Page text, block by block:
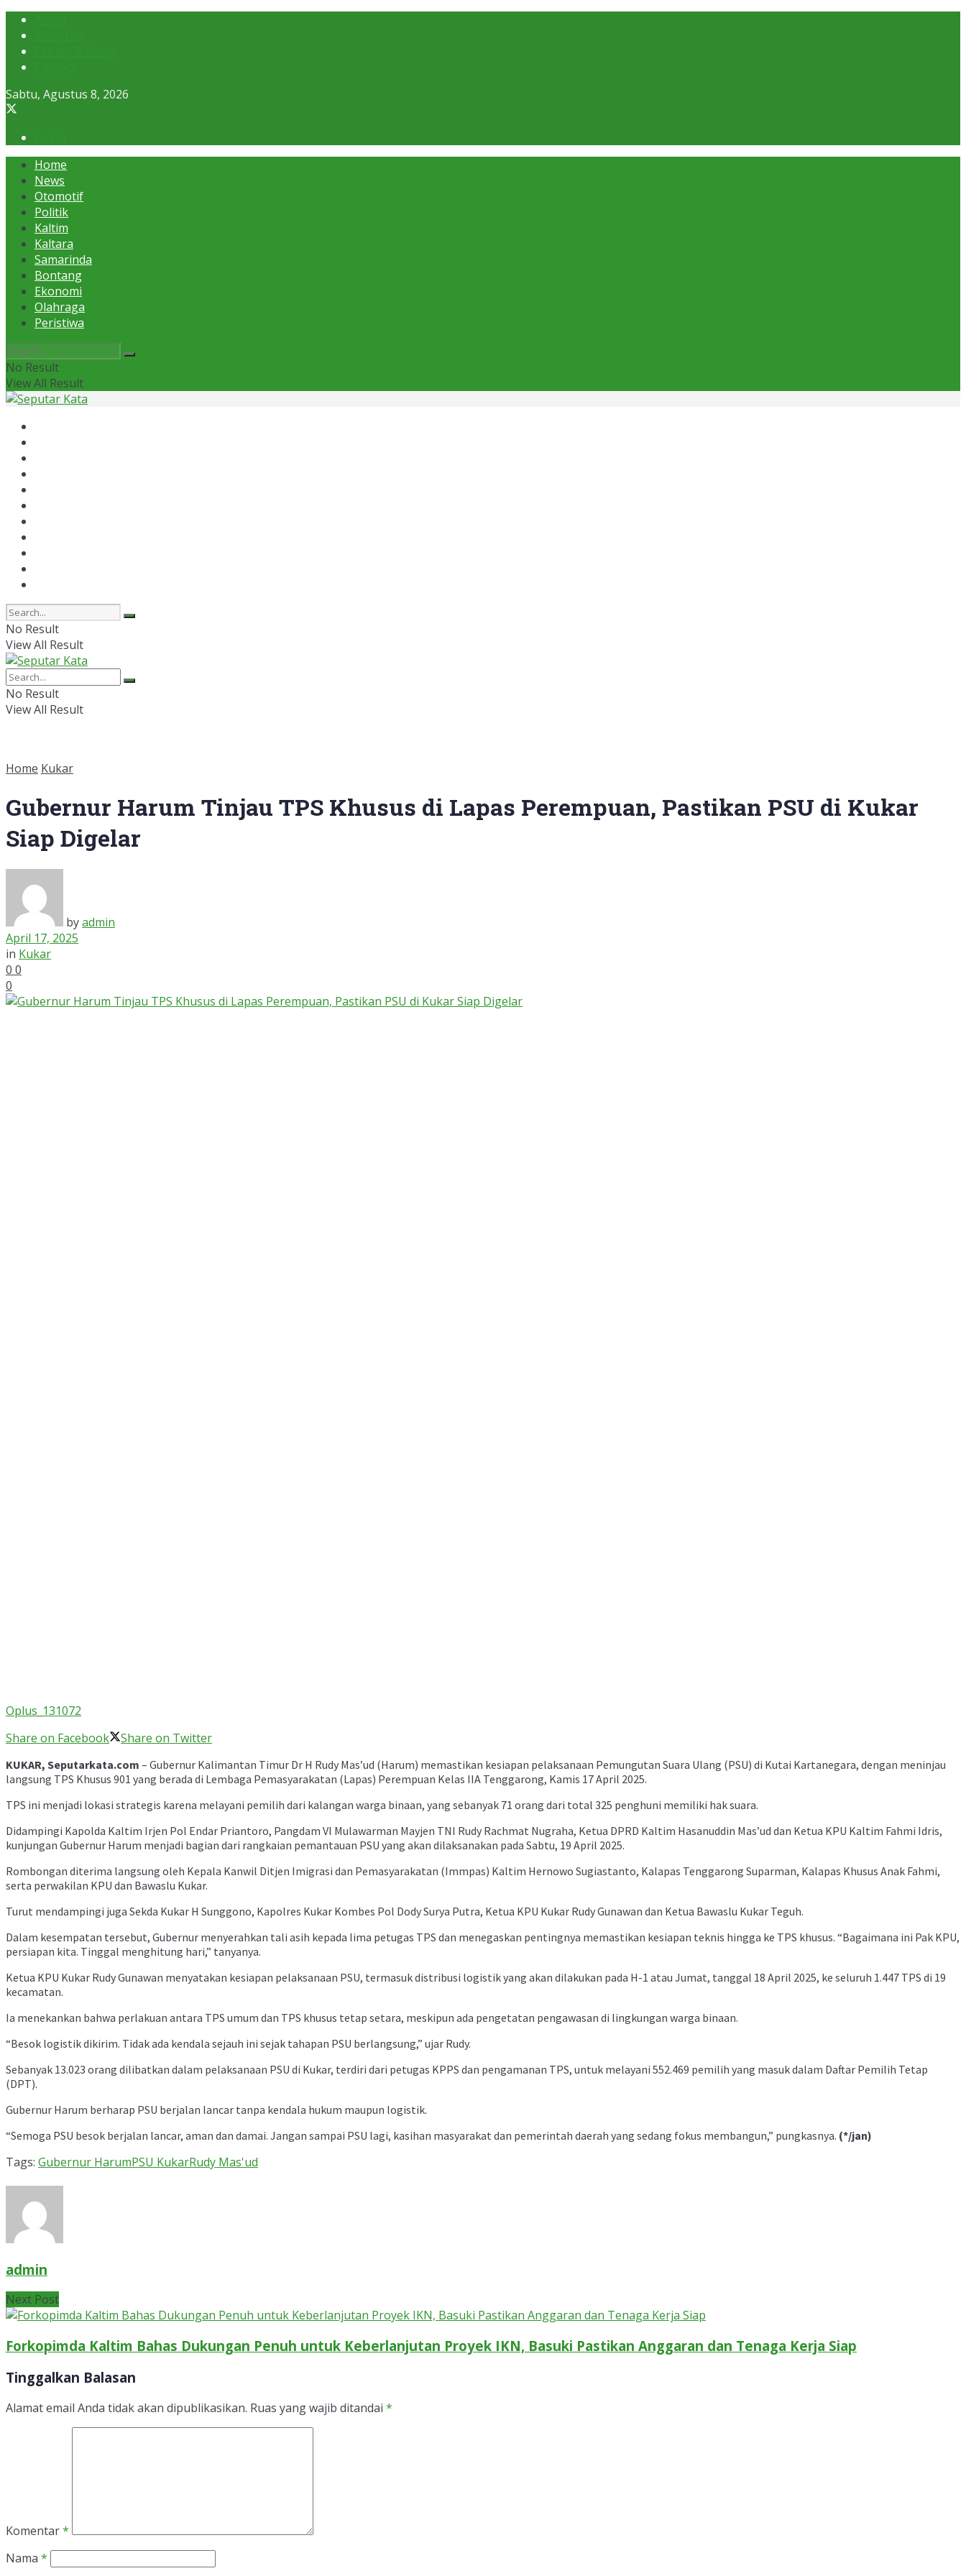
Sabtu, Agustus 8, 2026
Home
News
Otomotif
Politik
Kaltim
Kaltara
Samarinda
Bontang
Ekonomi
Olahraga
Peristiwa
No Result
View All Result
No Result
View All Result
No Result
View All Result
Home Kukar
Gubernur Harum Tinjau TPS Khusus di Lapas Perempuan, Pastikan PSU di Kukar
Siap Digelar
byadmin
April 17, 2025
in Kukar
0 0
0
Oplus_131072
Share on Facebook
Share on Twitter
KUKAR, Seputarkata.com – Gubernur Kalimantan Timur Dr H Rudy Mas’ud (Harum) memastikan kesiapan pelaksanaan Pemungutan Suara Ulang (PSU) di Kutai Kartanegara, dengan meninjau
langsung TPS Khusus 901 yang berada di Lembaga Pemasyarakatan (Lapas) Perempuan Kelas IIA Tenggarong, Kamis 17 April 2025.
TPS ini menjadi lokasi strategis karena melayani pemilih dari kalangan warga binaan, yang sebanyak 71 orang dari total 325 penghuni memiliki hak suara.
Didampingi Kapolda Kaltim Irjen Pol Endar Priantoro, Pangdam VI Mulawarman Mayjen TNI Rudy Rachmat Nugraha, Ketua DPRD Kaltim Hasanuddin Mas’ud dan Ketua KPU Kaltim Fahmi Idris,
kunjungan Gubernur Harum menjadi bagian dari rangkaian pemantauan PSU yang akan dilaksanakan pada Sabtu, 19 April 2025.
Rombongan diterima langsung oleh Kepala Kanwil Ditjen Imigrasi dan Pemasyarakatan (Immpas) Kaltim Hernowo Sugiastanto, Kalapas Tenggarong Suparman, Kalapas Khusus Anak Fahmi,
serta perwakilan KPU dan Bawaslu Kukar.
Turut mendampingi juga Sekda Kukar H Sunggono, Kapolres Kukar Kombes Pol Dody Surya Putra, Ketua KPU Kukar Rudy Gunawan dan Ketua Bawaslu Kukar Teguh.
Dalam kesempatan tersebut, Gubernur menyerahkan tali asih kepada lima petugas TPS dan menegaskan pentingnya memastikan kesiapan teknis hingga ke TPS khusus. “Bagaimana ini Pak KPU,
persiapan kita. Tinggal menghitung hari,” tanyanya.
Ketua KPU Kukar Rudy Gunawan menyatakan kesiapan pelaksanaan PSU, termasuk distribusi logistik yang akan dilakukan pada H-1 atau Jumat, tanggal 18 April 2025, ke seluruh 1.447 TPS di 19
kecamatan.
Ia menekankan bahwa perlakuan antara TPS umum dan TPS khusus tetap setara, meskipun ada pengetatan pengawasan di lingkungan warga binaan.
“Besok logistik dikirim. Tidak ada kendala sejauh ini sejak tahapan PSU berlangsung,” ujar Rudy.
Sebanyak 13.023 orang dilibatkan dalam pelaksanaan PSU di Kukar, terdiri dari petugas KPPS dan pengamanan TPS, untuk melayani 552.469 pemilih yang masuk dalam Daftar Pemilih Tetap
(DPT).
Gubernur Harum berharap PSU berjalan lancar tanpa kendala hukum maupun logistik.
“Semoga PSU besok berjalan lancar, aman dan damai. Jangan sampai PSU lagi, kasihan masyarakat dan pemerintah daerah yang sedang fokus membangun,” pungkasnya. (*/jan)
Tags: Gubernur HarumPSU KukarRudy Mas'ud
admin
Next Post
Forkopimda Kaltim Bahas Dukungan Penuh untuk Keberlanjutan Proyek IKN, Basuki Pastikan Anggaran dan Tenaga Kerja Siap
Tinggalkan Balasan
Alamat email Anda tidak akan dipublikasikan. Ruas yang wajib ditandai *
Komentar*
Nama *